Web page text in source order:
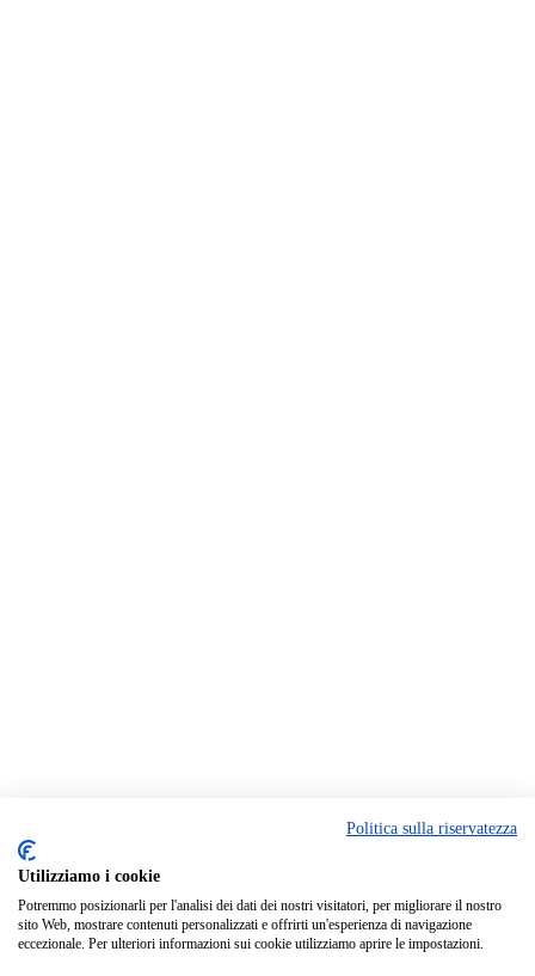
Politica sulla riservatezza
Utilizziamo i cookie
Potremmo posizionarli per l'analisi dei dati dei nostri visitatori, per migliorare il nostro
sito Web, mostrare contenuti personalizzati e offrirti un'esperienza di navigazione
eccezionale. Per ulteriori informazioni sui cookie utilizziamo aprire le impostazioni.